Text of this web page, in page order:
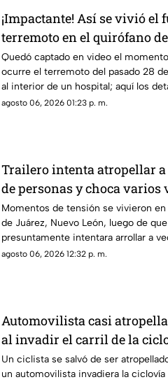
¡Impactante! Así se vivió el
terremoto en el quirófano
hospital
Quedó captado en video el
ocurre el terremoto del pasado 28
al interior de un hospital; aquí los
agosto 06, 2026 01:23 p. m.
Trailero intenta atropellar
de personas y choca varios
Momentos de tensión se vivieron
de Juárez, Nuevo León, luego de
presuntamente intentara arrollar a
bloqueaban la avenida San Roque, en
agosto 06, 2026 12:32 p. m.
Automovilista casi
al invadir el carril de la
Guadalajara
Un ciclista se salvó de ser
un automovilista invadiera la ciclovía